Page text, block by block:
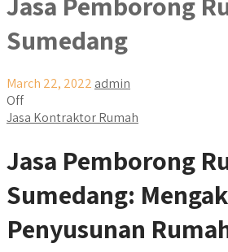
Sumedang
March 22, 2022 admin
Off
Jasa Kontraktor Rumah
Jasa Pemborong
Sumedang:
Penyusunan